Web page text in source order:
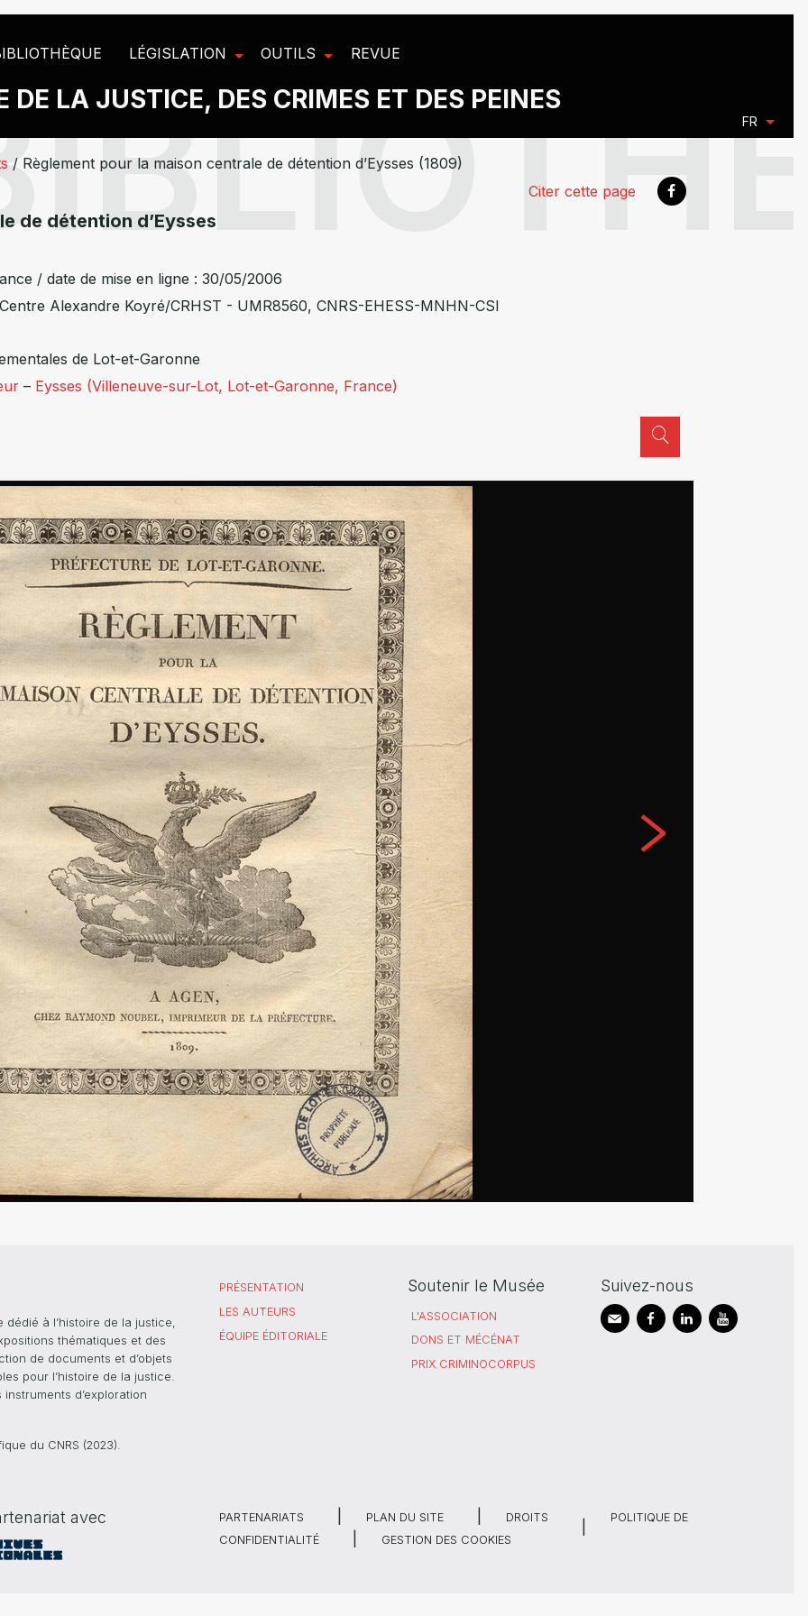
LÉGISLATION OUTILS REVUE
DE LA JUSTICE, DES CRIMES ET DES PEINES
FR
/ Règlement pour la maison centrale de détention d’Eysses (1809)
Citer cette page
de détention d’Eysses
/ date de mise en ligne : 30/05/2006
Alexandre Koyré/CRHST - UMR8560, CNRS-EHESS-MNHN-CSI
de Lot-et-Garonne
– Eysses (Villeneuve-sur-Lot, Lot-et-Garonne, France)
à l’histoire de la justice,
thématiques et des
de documents et d’objets
pour l’histoire de la justice.
d’exploration
du CNRS (2023).
PRÉSENTATION
LES AUTEURS
ÉQUIPE ÉDITORIALE
Soutenir le Musée
L'ASSOCIATION
DONS ET MÉCÉNAT
PRIX CRIMINOCORPUS
Suivez-nous
avec PARTENARIATS PLAN DU SITE DROITS
POLITIQUE DE
CONFIDENTIALITÉ
GESTION DES COOKIES